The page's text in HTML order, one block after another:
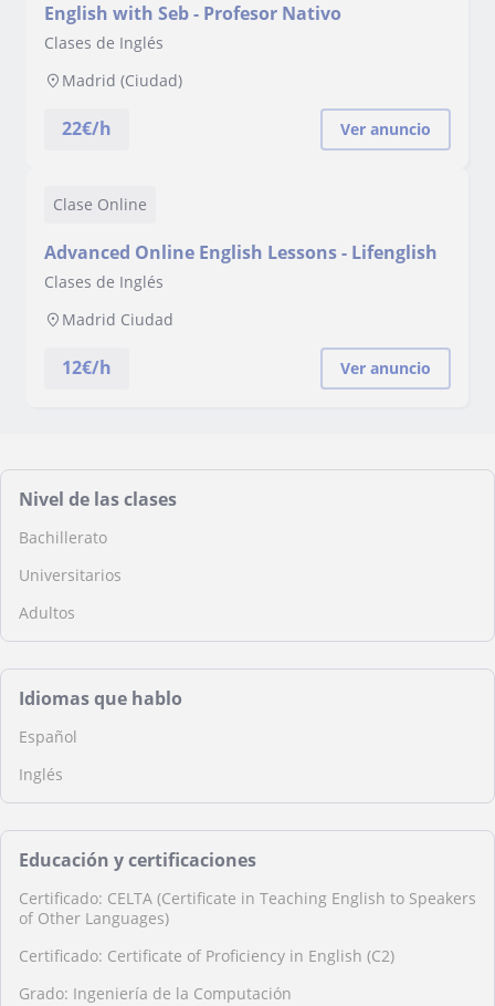
English with Seb - Profesor Nativo
Clases de Inglés
Madrid (Ciudad)
22€/h Ver anuncio
Clase Online
Advanced Online English Lessons - Lifenglish
Clases de Inglés
Madrid Ciudad
12€/h Ver anuncio
Nivel de las clases
Bachillerato
Universitarios
Adultos
Idiomas que hablo
Español
Inglés
Educación y certificaciones
Certificado: CELTA (Certificate in Teaching English to Speakers
of Other Languages)
Certificado: Certificate of Proficiency in English (C2)
Grado: Ingeniería de la Computación